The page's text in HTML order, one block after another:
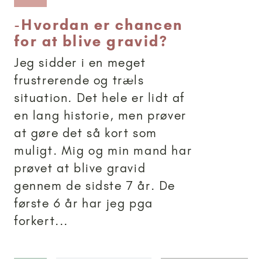
-Hvordan er chancen
for at blive gravid?
Jeg sidder i en meget
frustrerende og træls
situation. Det hele er lidt af
en lang historie, men prøver
at gøre det så kort som
muligt. Mig og min mand har
prøvet at blive gravid
gennem de sidste 7 år. De
første 6 år har jeg pga
forkert...